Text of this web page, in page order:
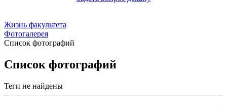
Жизнь факультета
Фотогалерея
Список фотографий
Список фотографий
Теги не найдены